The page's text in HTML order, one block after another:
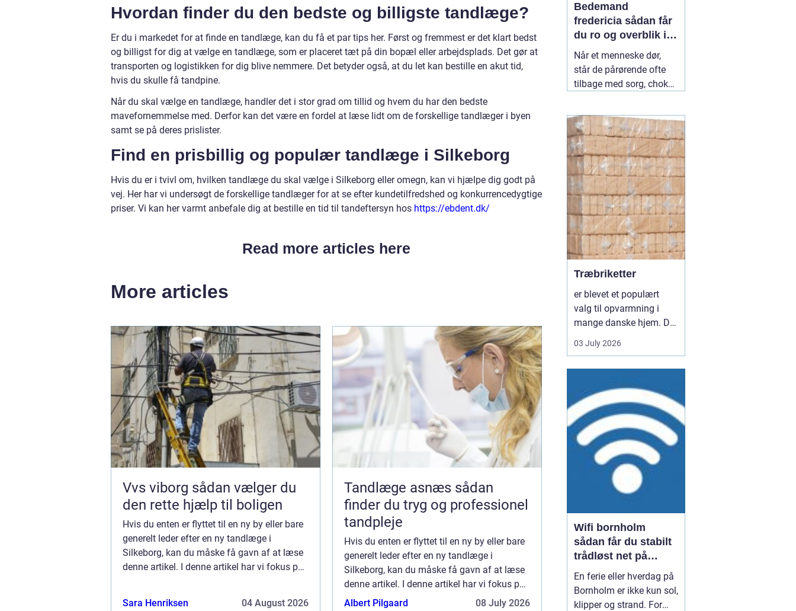
Hvordan finder du den bedste og billigste tandlæge?
Er du i markedet for at finde en tandlæge, kan du få et par tips her. Først og fremmest er det klart bedst
og billigst for dig at vælge en tandlæge, som er placeret tæt på din bopæl eller arbejdsplads. Det gør at
transporten og logistikken for dig blive nemmere. Det betyder også, at du let kan bestille en akut tid,
hvis du skulle få tandpine.
Når du skal vælge en tandlæge, handler det i stor grad om tillid og hvem du har den bedste
mavefornemmelse med. Derfor kan det være en fordel at læse lidt om de forskellige tandlæger i byen
samt se på deres prislister.
Find en prisbillig og populær tandlæge i Silkeborg
Hvis du er i tvivl om, hvilken tandlæge du skal vælge i Silkeborg eller omegn, kan vi hjælpe dig godt på
vej. Her har vi undersøgt de forskellige tandlæger for at se efter kundetilfredshed og konkurrencedygtige
priser. Vi kan her varmt anbefale dig at bestille en tid til tandeftersyn hos https://ebdent.dk/
Read more articles here
More articles
Vvs viborg sådan vælger du
den rette hjælp til boligen
Hvis du enten er flyttet til en ny by eller bare
generelt leder efter en ny tandlæge i
Silkeborg, kan du måske få gavn af at læse
denne artikel. I denne artikel har vi fokus på,
Sara Henriksen 04 August 2026
Tandlæge asnæs sådan
finder du tryg og professionel
tandpleje
Hvis du enten er flyttet til en ny by eller bare
generelt leder efter en ny tandlæge i
Silkeborg, kan du måske få gavn af at læse
denne artikel. I denne artikel har vi fokus på,
hvor vigtigt det er at passe på ens tænder.
Albert Pilgaard 08 July 2026
Bedemand
fredericia sådan får
du ro og overblik i
en svær tid
Når et menneske dør,
står de pårørende ofte
tilbage med sorg, chok
Hvad skal gøres først?
Hvem kontakter man?
Hvordan skaber man en
afsked, som føles rigtig?
Her spiller en lokal 04
July 2026
Træbriketter
er blevet et populært
valg til opvarmning i
mange danske hjem. De
er nemme at håndtere,
giver en høj varme og
almindeligt brænde.
Samtidig kan de udnytte
resttræ fra træindustrien,
som ellers ville gå til
spil...
03 July 2026
Wifi bornholm
sådan får du stabilt
trådløst net på
klippeøen
En ferie eller hverdag på
Bornholm er ikke kun sol,
klipper og strand. For